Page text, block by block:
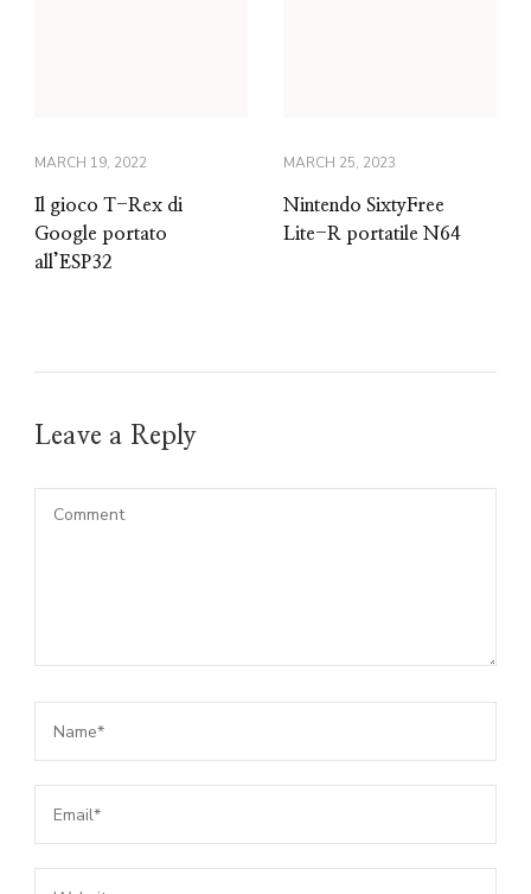
MARCH 19, 2022
Il gioco T-Rex di
Google portato
all’ESP32
MARCH 25, 2023
Nintendo SixtyFree
Lite-R portatile N64
Leave a Reply